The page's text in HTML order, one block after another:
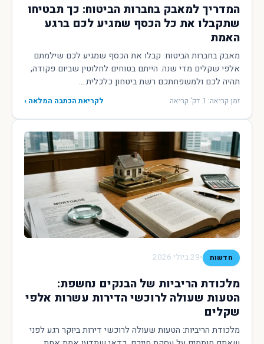
המדריך למאבק בחברות הביטוח: כך תבטיחו
שתקבלו את כל הכסף שמגיע לכם ברגע
האמת
מאבק בחברות הביטוח: קבלו את הכסף שמגיע לכם שילמתם
אלפי שקלים מדי שנה. הייתם בטוחים לחלוטין שביום פקודה,
תהיה לכם ולמשפחתכם רשת ביטחון כלכלית....
זמן קריאה: 1 דק' קריאה לקריאת הכתבה המלאה ›
חדשות •29 ביולי 2026
מלכודת הריביות של הבנקים נחשפת:
הטעות שעולה לרוכשי הדירות עשרות אלפי
שקלים
מלכודת הריביות: הטעות שעולה לרוכשי דירות ביוקר רגע לפני